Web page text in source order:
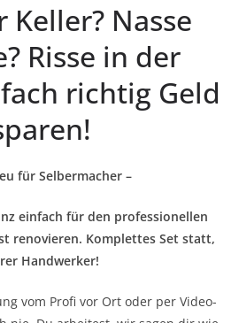
Keller? Nasse
Risse in der
richtig Geld
für Selbermacher –
einfach für den professionellen
renovieren. Komplettes Set statt,
Handwerker!
vom Profi vor Ort oder per Video-